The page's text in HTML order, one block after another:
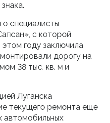
специалисты
с которой
году заключила
дорогу на
38 тыс. кв. м и
Луганска
текущего ремонта еще
автомобильных